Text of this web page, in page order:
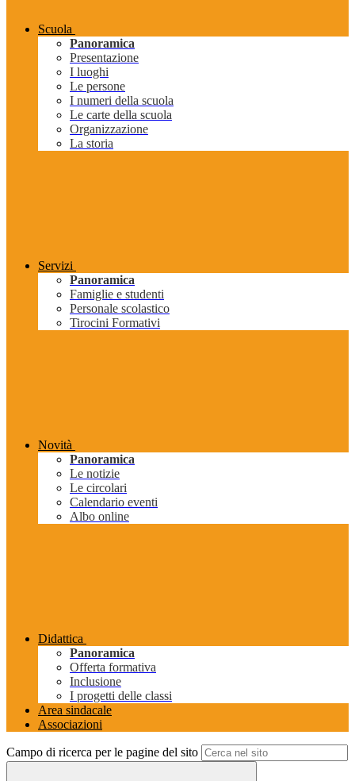
Scuola
Panoramica
Presentazione
I luoghi
Le persone
I numeri della scuola
Le carte della scuola
Organizzazione
La storia
Servizi
Panoramica
Famiglie e studenti
Personale scolastico
Tirocini Formativi
Novità
Panoramica
Le notizie
Le circolari
Calendario eventi
Albo online
Didattica
Panoramica
Offerta formativa
Inclusione
I progetti delle classi
Area sindacale
Associazioni
Campo di ricerca per le pagine del sito